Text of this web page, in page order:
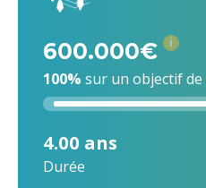
600.000€ i
100% sur un objectif de
4.00 ans
Durée